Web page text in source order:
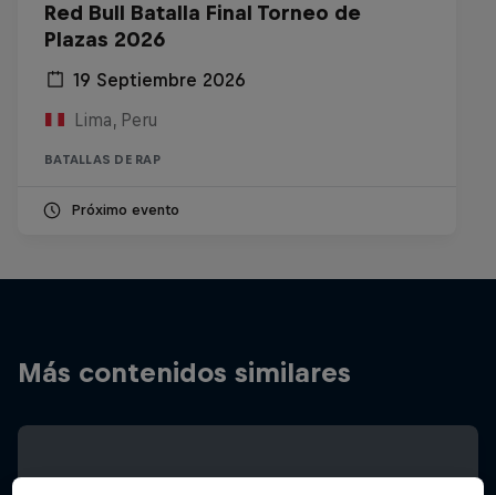
Red Bull Batalla Final Torneo de
Plazas 2026
19 Septiembre 2026
Lima, Peru
BATALLAS DE RAP
Próximo evento
Más contenidos similares